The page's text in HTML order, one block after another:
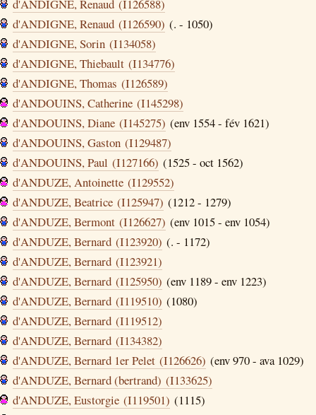
d'ANDIGNE, Renaud (I126588)
d'ANDIGNE, Renaud (I126590) (. - 1050)
d'ANDIGNE, Sorin (I134058)
d'ANDIGNE, Thiebault (I134776)
d'ANDIGNE, Thomas (I126589)
d'ANDOUINS, Catherine (I145298)
d'ANDOUINS, Diane (I145275) (env 1554 - fév 1621)
d'ANDOUINS, Gaston (I129487)
d'ANDOUINS, Paul (I127166) (1525 - oct 1562)
d'ANDUZE, Antoinette (I129552)
d'ANDUZE, Beatrice (I125947) (1212 - 1279)
d'ANDUZE, Bermont (I126627) (env 1015 - env 1054)
d'ANDUZE, Bernard (I123920) (. - 1172)
d'ANDUZE, Bernard (I123921)
d'ANDUZE, Bernard (I125950) (env 1189 - env 1223)
d'ANDUZE, Bernard (I119510) (1080)
d'ANDUZE, Bernard (I119512)
d'ANDUZE, Bernard (I134382)
d'ANDUZE, Bernard 1er Pelet (I126626) (env 970 - ava 1029)
d'ANDUZE, Bernard (bertrand) (I133625)
d'ANDUZE, Eustorgie (I119501) (1115)